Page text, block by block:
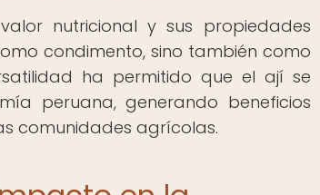
nutricional y sus propiedades
condimento, sino también como
ha permitido que el ají se
peruana, generando beneficios
comunidades agrícolas.